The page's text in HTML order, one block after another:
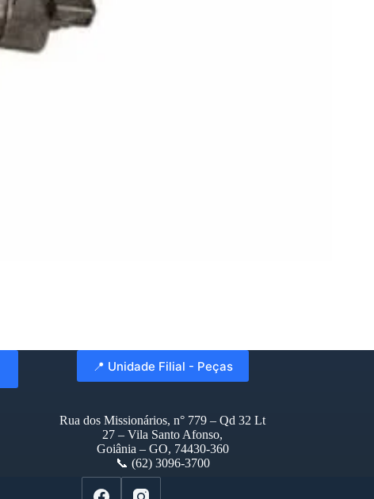
📍 Unidade Filial - Peças
Rua dos Missionários, n° 779 – Qd 32 Lt
27 – Vila Santo Afonso,
Goiânia – GO, 74430-360
📞 (62) 3096-3700